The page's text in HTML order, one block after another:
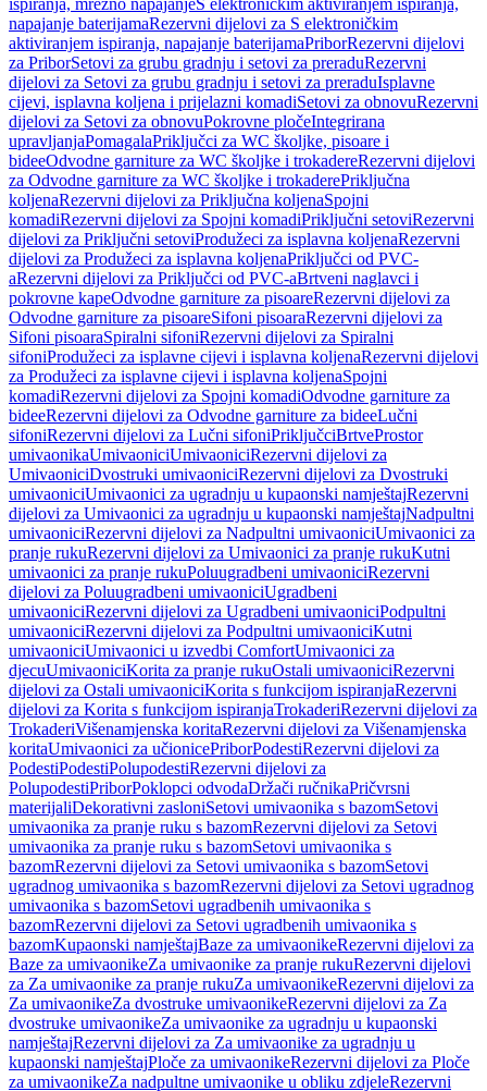
ispiranja, mrežno napajanjeS elektroničkim aktiviranjem ispiranja,
napajanje baterijamaRezervni dijelovi za S elektroničkim
aktiviranjem ispiranja, napajanje baterijamaPriborRezervni dijelovi
za PriborSetovi za grubu gradnju i setovi za preraduRezervni
dijelovi za Setovi za grubu gradnju i setovi za preraduIsplavne
cijevi, isplavna koljena i prijelazni komadiSetovi za obnovuRezervni
dijelovi za Setovi za obnovuPokrovne pločeIntegrirana
upravljanjaPomagalaPriključci za WC školjke, pisoare i
bideeOdvodne garniture za WC školjke i trokadereRezervni dijelovi
za Odvodne garniture za WC školjke i trokaderePriključna
koljenaRezervni dijelovi za Priključna koljenaSpojni
komadiRezervni dijelovi za Spojni komadiPriključni setoviRezervni
dijelovi za Priključni setoviProdužeci za isplavna koljenaRezervni
dijelovi za Produžeci za isplavna koljenaPriključci od PVC-
aRezervni dijelovi za Priključci od PVC-aBrtveni naglavci i
pokrovne kapeOdvodne garniture za pisoareRezervni dijelovi za
Odvodne garniture za pisoareSifoni pisoaraRezervni dijelovi za
Sifoni pisoaraSpiralni sifoniRezervni dijelovi za Spiralni
sifoniProdužeci za isplavne cijevi i isplavna koljenaRezervni dijelovi
za Produžeci za isplavne cijevi i isplavna koljenaSpojni
komadiRezervni dijelovi za Spojni komadiOdvodne garniture za
bideeRezervni dijelovi za Odvodne garniture za bideeLučni
sifoniRezervni dijelovi za Lučni sifoniPriključciBrtveProstor
umivaonikaUmivaoniciUmivaoniciRezervni dijelovi za
UmivaoniciDvostruki umivaoniciRezervni dijelovi za Dvostruki
umivaoniciUmivaonici za ugradnju u kupaonski namještajRezervni
dijelovi za Umivaonici za ugradnju u kupaonski namještajNadpultni
umivaoniciRezervni dijelovi za Nadpultni umivaoniciUmivaonici za
pranje rukuRezervni dijelovi za Umivaonici za pranje rukuKutni
umivaonici za pranje rukuPoluugradbeni umivaoniciRezervni
dijelovi za Poluugradbeni umivaoniciUgradbeni
umivaoniciRezervni dijelovi za Ugradbeni umivaoniciPodpultni
umivaoniciRezervni dijelovi za Podpultni umivaoniciKutni
umivaoniciUmivaonici u izvedbi ComfortUmivaonici za
djecuUmivaoniciKorita za pranje rukuOstali umivaoniciRezervni
dijelovi za Ostali umivaoniciKorita s funkcijom ispiranjaRezervni
dijelovi za Korita s funkcijom ispiranjaTrokaderiRezervni dijelovi za
TrokaderiVišenamjenska koritaRezervni dijelovi za Višenamjenska
koritaUmivaonici za učionicePriborPodestiRezervni dijelovi za
PodestiPodestiPolupodestiRezervni dijelovi za
PolupodestiPriborPoklopci odvodaDržači ručnikaPričvrsni
materijaliDekorativni zasloniSetovi umivaonika s bazomSetovi
umivaonika za pranje ruku s bazomRezervni dijelovi za Setovi
umivaonika za pranje ruku s bazomSetovi umivaonika s
bazomRezervni dijelovi za Setovi umivaonika s bazomSetovi
ugradnog umivaonika s bazomRezervni dijelovi za Setovi ugradnog
umivaonika s bazomSetovi ugradbenih umivaonika s
bazomRezervni dijelovi za Setovi ugradbenih umivaonika s
bazomKupaonski namještajBaze za umivaonikeRezervni dijelovi za
Baze za umivaonikeZa umivaonike za pranje rukuRezervni dijelovi
za Za umivaonike za pranje rukuZa umivaonikeRezervni dijelovi za
Za umivaonikeZa dvostruke umivaonikeRezervni dijelovi za Za
dvostruke umivaonikeZa umivaonike za ugradnju u kupaonski
namještajRezervni dijelovi za Za umivaonike za ugradnju u
kupaonski namještajPloče za umivaonikeRezervni dijelovi za Ploče
za umivaonikeZa nadpultne umivaonike u obliku zdjeleRezervni